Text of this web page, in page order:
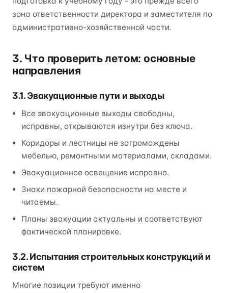
зона ответственности директора и заместителя по
административно-хозяйственной части.
3. Что проверить летом: основные
направления
3.1. Эвакуационные пути и выходы
Все эвакуационные выходы свободны,
исправны, открываются изнутри без ключа.
Коридоры и лестницы не загромождены
мебелью, ремонтными материалами, складами.
Эвакуационное освещение исправно.
Знаки пожарной безопасности на месте и
читаемы.
Планы эвакуации актуальны и соответствуют
фактической планировке.
3.2. Испытания строительных конструкций и
систем
Многие позиции требуют именно